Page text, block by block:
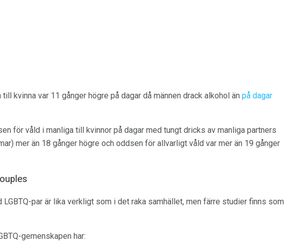
kvinna var 11 gånger högre på dagar då männen drack alkohol än på dagar
för våld i manliga till kvinnor på dagar med tungt dricks av manliga partners
mer än 18 gånger högre och oddsen för allvarligt våld var mer än 19 gånger
par är lika verkligt som i det raka samhället, men färre studier finns som
gemenskapen har: